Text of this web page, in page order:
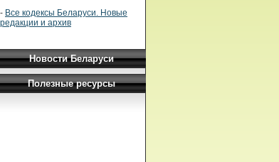
- Все кодексы Беларуси. Новые
редакции и архив
Новости Беларуси
Полезные ресурсы